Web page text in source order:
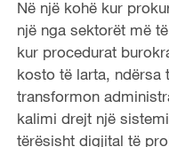
Në një kohë kur
një nga sektorët më
kur procedurat
kosto të larta, ndërsa
transformon
kalimi drejt një
tërësisht digjital të